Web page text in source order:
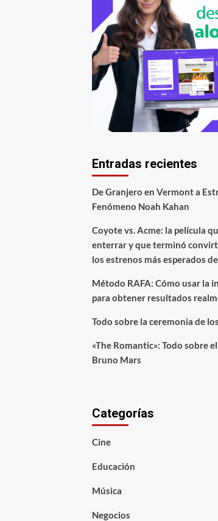
Entradas recientes
De Granjero en Vermont a
Fenómeno Noah Kahan
Coyote vs. Acme: la película
enterrar y que terminó
los estrenos más esperados
Método RAFA: Cómo usar la
para obtener resultados
Todo sobre la ceremonia de
«The Romantic»: Todo sobre
Bruno Mars
Categorías
Cine
Educación
Música
Negocios